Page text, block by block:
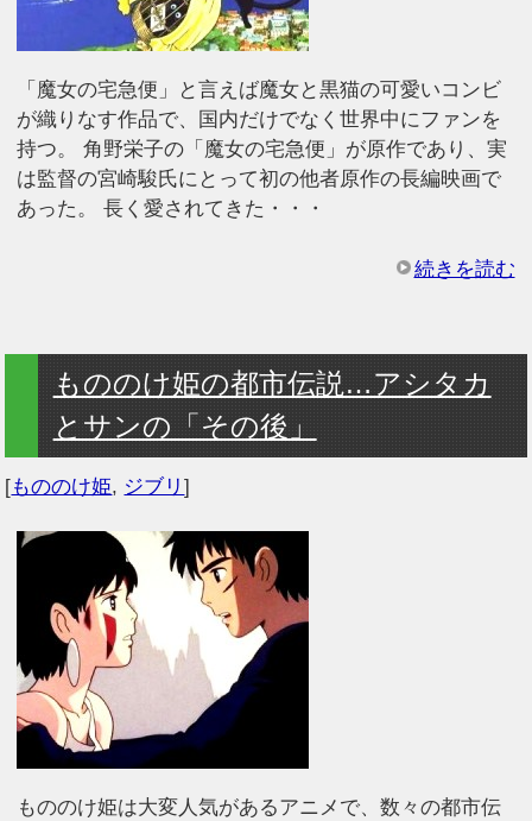
「魔女の宅急便」と言えば魔女と黒猫の可愛いコンビ
が織りなす作品で、国内だけでなく世界中にファンを
持つ。 角野栄子の「魔女の宅急便」が原作であり、実
は監督の宮崎駿氏にとって初の他者原作の長編映画で
あった。 長く愛されてきた・・・
続きを読む
もののけ姫の都市伝説…アシタカ
とサンの「その後」
[もののけ姫, ジブリ]
もののけ姫は大変人気があるアニメで、数々の都市伝